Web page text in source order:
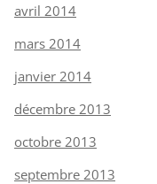
avril 2014
mars 2014
janvier 2014
décembre 2013
octobre 2013
septembre 2013